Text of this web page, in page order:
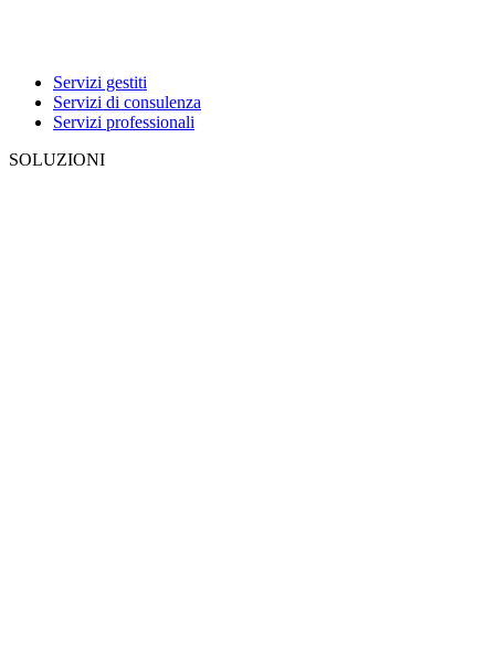
Servizi gestiti
Servizi di consulenza
Servizi professionali
SOLUZIONI